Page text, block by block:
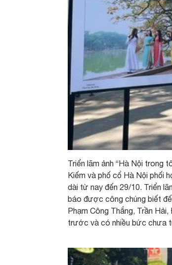
Triển lãm ảnh “Hà Nội trong
Kiếm và phố cổ Hà Nội phối
dài từ nay đến 29/10. Triển
báo được công chúng biết
Phạm Công Thắng, Trần
trước và có nhiều bức chưa